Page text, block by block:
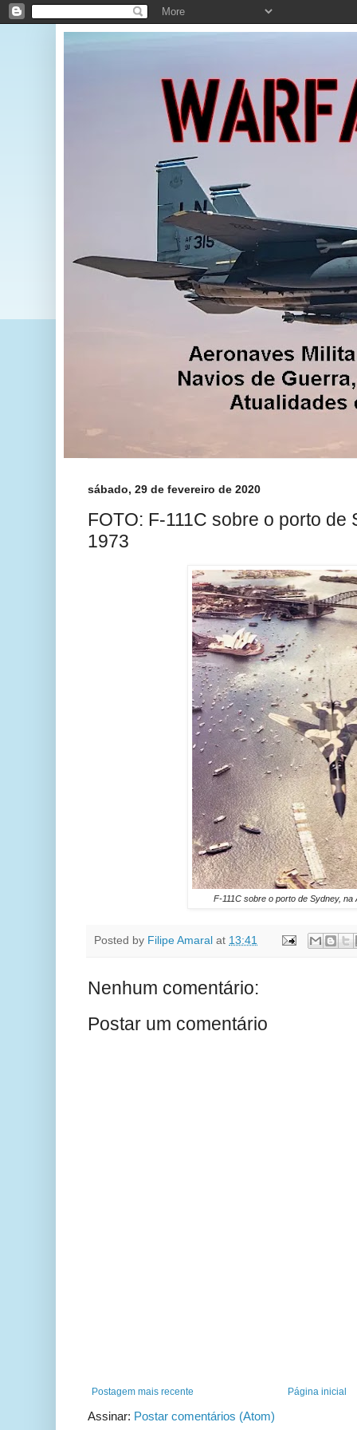
sábado, 29 de fevereiro de 2020
FOTO: F-111C sobre o porto de
1973
F-111C sobre o porto de Sydney, na
Posted by Filipe Amaral at 13:41
Nenhum comentário:
Postar um comentário
Postagem mais recente Página inicial
Assinar: Postar comentários (Atom)